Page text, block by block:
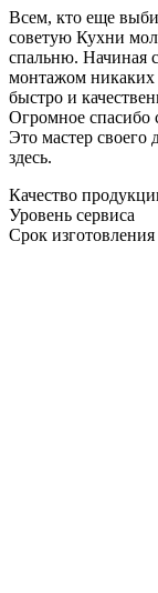
Всем, кто еще
советую Кухни
спальню. Начиная
монтажом никаких
быстро и
Огромное спасибо
Это мастер своего
здесь.
Качество
Уровень сервиса
Срок изготовления